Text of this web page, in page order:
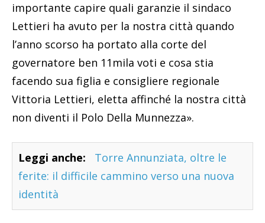
importante capire quali garanzie il sindaco
Lettieri ha avuto per la nostra città quando
l’anno scorso ha portato alla corte del
governatore ben 11mila voti e cosa stia
facendo sua figlia e consigliere regionale
Vittoria Lettieri, eletta affinché la nostra città
non diventi il Polo Della Munnezza».
Leggi anche:
Torre Annunziata, oltre le
ferite: il difficile cammino verso una nuova
identità